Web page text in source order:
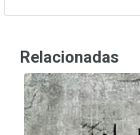
Relacionadas